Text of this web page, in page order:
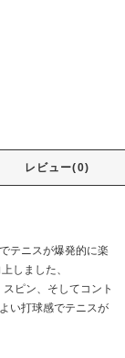
レビュー(0)
テニスが爆発的に楽
しました、
ピン、そしてコント
い打球感でテニスが